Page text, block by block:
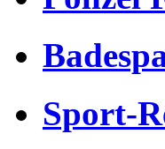
Sport-